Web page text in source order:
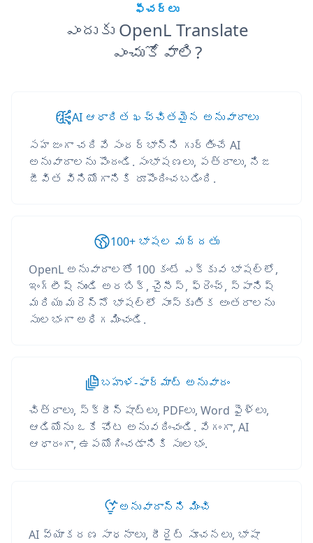
ఫీచర్లు
ఎందుకు OpenL Translate
ఎంచుకోవాలి?
AI ఆధారిత ఖచ్చితమైన అనువాదాలు
సహజంగా చదివే సందర్భాన్ని గుర్తించే AI
అనువాదాలను పొందండి. సంభాషణలు, పత్రాలు, నిజ
జీవిత వినియోగానికి రూపొందించబడింది.
100+ భాషల మద్దతు
OpenL అనువాదాలతో 100 కంటే ఎక్కువ భాషల్లో,
ఇంగ్లీష్ నుండి అరబిక్, చైనీస్, ఫ్రెంచ్, స్పానిష్
మరియు మరెన్నో భాషల్లో సాంస్కృతిక అంతరాలను
సులభంగా అధిగమించండి.
బహుళ-ఫార్మాట్ అనువాదం
చిత్రాలు, స్క్రీన్‌షాట్‌లు, PDFలు, Word ఫైళ్లు,
ఆడియోను ఒకే చోట అనువదించండి. వేగంగా, AI
ఆధారంగా, ఉపయోగించడానికి సులభం.
అనువాదాన్ని మించి
AI వ్యాకరణ సాధనాలు, రీరైట్ సూచనలు, భాషా